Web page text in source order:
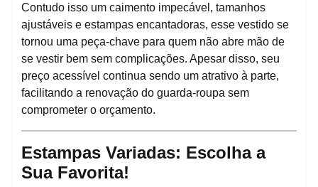
Contudo isso um caimento impecável, tamanhos
ajustáveis e estampas encantadoras, esse vestido se
tornou uma peça-chave para quem não abre mão de
se vestir bem sem complicações. Apesar disso, seu
preço acessível continua sendo um atrativo à parte,
facilitando a renovação do guarda-roupa sem
comprometer o orçamento.
Estampas Variadas: Escolha a
Sua Favorita!